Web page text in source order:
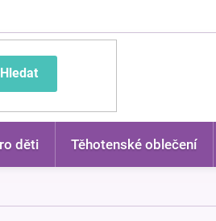
Hledat
děti Těhotenské oblečení